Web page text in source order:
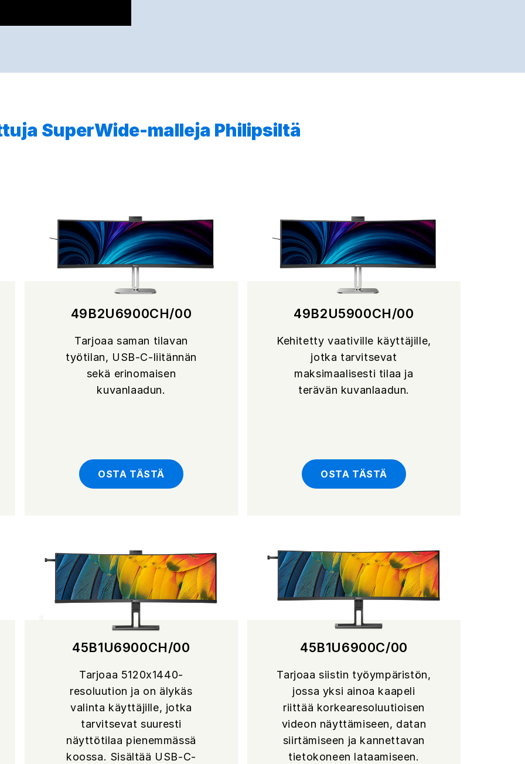
SuperWide-malleja Philipsiltä
49B2U6900CH/00
Tarjoaa saman tilavan
työtilan, USB-C-liitännän
sekä erinomaisen
kuvanlaadun.
OSTA TÄSTÄ
49B2U5900CH/00
Kehitetty vaativille käyttäjille,
jotka tarvitsevat
maksimaalisesti tilaa ja
terävän kuvanlaadun.
OSTA TÄSTÄ
45B1U6900CH/00
Tarjoaa 5120x1440-
resoluution ja on älykäs
valinta käyttäjille, jotka
tarvitsevat suuresti
näyttötilaa pienemmässä
koossa. Sisältää USB-C-
45B1U6900C/00
Tarjoaa siistin työympäristön,
jossa yksi ainoa kaapeli
riittää korkearesoluutioisen
videon näyttämiseen, datan
siirtämiseen ja kannettavan
tietokoneen lataamiseen.